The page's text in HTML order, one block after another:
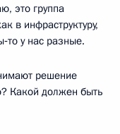
это группа
в инфраструктуру,
у нас разные.
решение
Какой должен быть